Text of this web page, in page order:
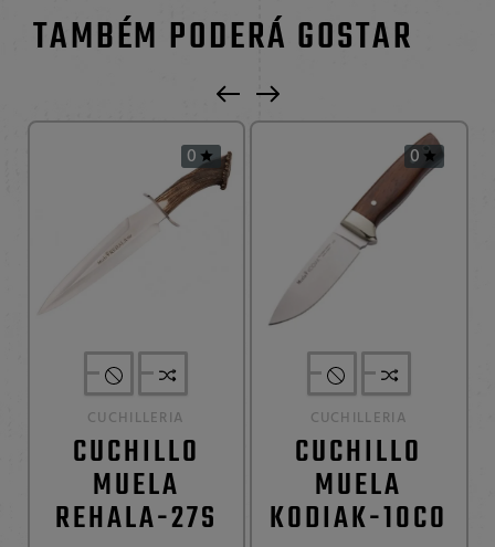
TAMBÉM PODERÁ GOSTAR
0 
CUCHILLERIA
CUCHILLO
MUELA
REHALA-27S
0 
CUCHILLERIA
CUCHILLO
MUELA
KODIAK-10CO